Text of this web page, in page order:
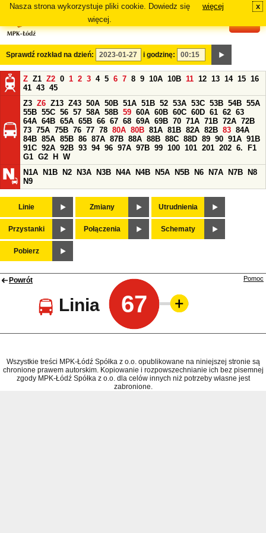
Nasza strona wykorzystuje pliki cookie. Dowiedz się
więcej.
więcej x
Sprawdź rozkład na dzień: i godzinę:
Z Z1 Z2 0 1 2 3 4 5 6 7 8 9 10A 10B 11 12 13 14 15 16
41 43 45
Z3 Z6 Z13 Z43 50A 50B 51A 51B 52 53A 53C 53B 54B 55A
55B 55C 56 57 58A 58B 59 60A 60B 60C 60D 61 62 63
64A 64B 65A 65B 66 67 68 69A 69B 70 71A 71B 72A 72B
73 75A 75B 76 77 78 80A 80B 81A 81B 82A 82B 83 84A
84B 85A 85B 86 87A 87B 88A 88B 88C 88D 89 90 91A 91B
91C 92A 92B 93 94 96 97A 97B 99 100 101 201 202 6.
F1
G1 G2 H
W
N1A
N1B N2 N3A N3B N4A N4B N5A N5B N6 N7A N7B
N8
N9
Linie Zmiany Utrudnienia
Przystanki Połączenia Schematy
Pobierz
Powrót
Linia 67
Pomoc
Wszystkie treści MPK-Łódź Spółka z o.o. opublikowane na niniejszej stronie są
chronione prawem autorskim. Kopiowanie i rozpowszechnianie ich bez pisemnej
zgody MPK-Łódź Spółka z o.o. dla celów innych niż potrzeby własne jest
zabronione.